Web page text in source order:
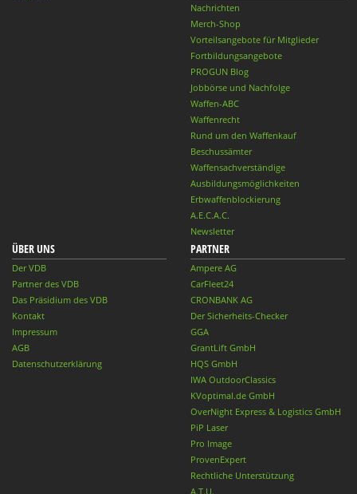
Nachrichten
Merch-Shop
Vorteilsangebote für Mitglieder
Fortbildungsangebote
PROGUN Blog
Jobbörse und Nachfolge
Waffen-ABC
Waffenrecht
Rund um den Waffenkauf
Beschussämter
Waffensachverständige
Ausbildungsmöglichkeiten
Erbwaffenblockierung
A.E.C.A.C.
Newsletter
ÜBER UNS
Der VDB
Partner des VDB
Das Präsidium des VDB
Kontakt
Impressum
AGB
Datenschutzerklärung
PARTNER
Ampere AG
CarFleet24
CRONBANK AG
Der Sicherheits-Checker
GGA
GrantLift GmbH
HQS GmbH
IWA OutdoorClassics
KVoptimal.de GmbH
OverNight Express & Logistics GmbH
PiP Laser
Pro Image
ProvenExpert
Rechtliche Unterstützung
A.T.U.